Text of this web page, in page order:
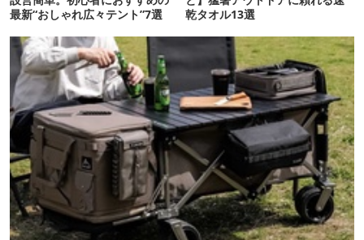
最新“おしゃれ広々テント”7選
乾タオル13選